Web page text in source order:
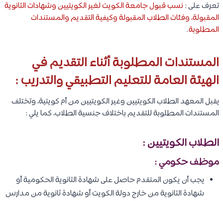
تعرف على : نسب قبول جامعة الكويت لغير الكويتيين وشهادات الثانوية
المقبولة، وفئات الطلاب المقبولة وكيفية التقديم والمستندات
المطلوبة.
المستندات المطلوبة أثناء التقديم في
الهيئة العامة للتعليم التطبيقي والتدريب :
يقبل المعهد الطلاب الكويتيين وغير الكويتيين من أم كويتية، وتختلف
المستندات المطلوبة للتقديم باختلاف جنسية الطلاب، كما يلي :
الطلاب الكويتيين :
موظف حكومي :
يجب أن يكون المتقدم حاصل على شهادة الثانوية الحكومية أو
شهادة الثانوية من خارج دولة الكويت أو شهادة ثانوية من مدارس